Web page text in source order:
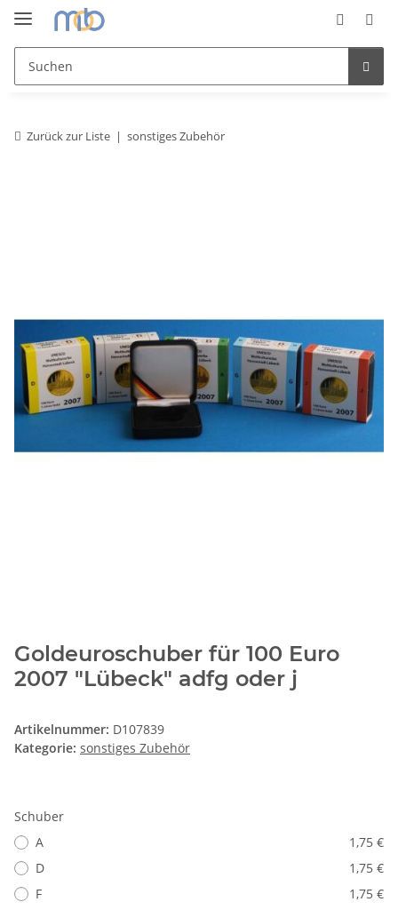
Zurück zur Liste sonstiges Zubehör
Goldeuroschuber für 100 Euro
2007 "Lübeck" adfg oder j
Artikelnummer: D107839
Kategorie: sonstiges Zubehör
Schuber
A
1,75 €
D
1,75 €
F
1,75 €